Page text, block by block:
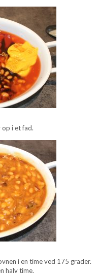
op i et fad.
i en time ved 175 grader.
halv time.